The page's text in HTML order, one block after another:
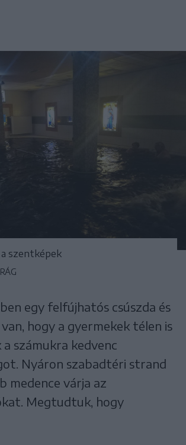
szentképek
egy felfújhatós csúszda és
hogy a gyermekek télen is
számukra kedvenc
Nyáron szabadtéri strand
medence várja az
Megtudtuk, hogy